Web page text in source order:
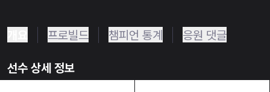
프로빌드 챔피언 통계 응원 댓글
선수 상세 정보